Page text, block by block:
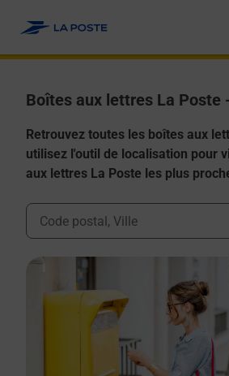
Boîtes aux lettres La Poste
Retrouvez toutes les boîtes aux
utilisez l'outil de localisation pour
aux lettres La Poste les plus
Ville, Département, Code Postal